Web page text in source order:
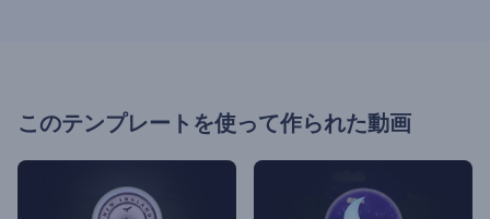
このテンプレートを使って作られた動画